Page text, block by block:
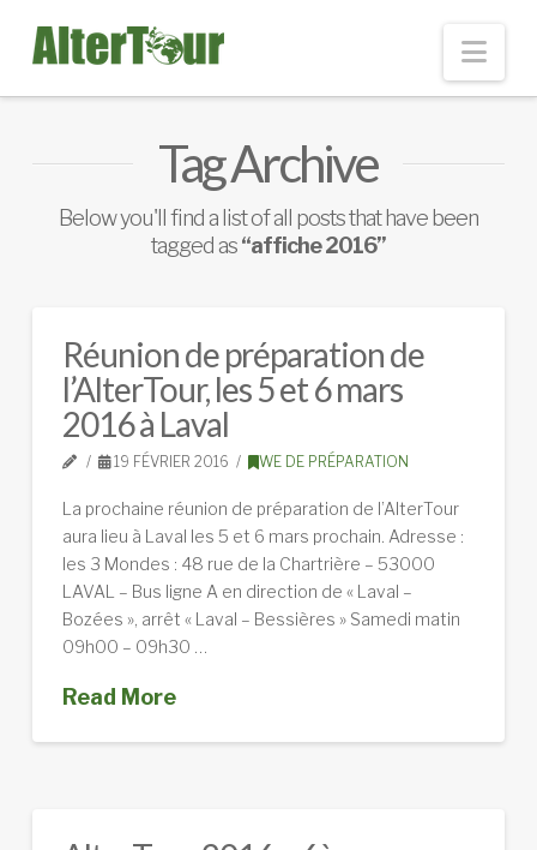
Tag Archive
Below you'll find a list of all posts that have been
tagged as“affiche 2016”
Réunion de préparation de
l’AlterTour, les 5 et 6 mars
2016 à Laval
19 FÉVRIER 2016 WE DE PRÉPARATION
La prochaine réunion de préparation de l’AlterTour
aura lieu à Laval les 5 et 6 mars prochain. Adresse :
les 3 Mondes : 48 rue de la Chartrière – 53000
LAVAL – Bus ligne A en direction de « Laval –
Bozées », arrêt « Laval – Bessières » Samedi matin
09h00 – 09h30 …
Read More